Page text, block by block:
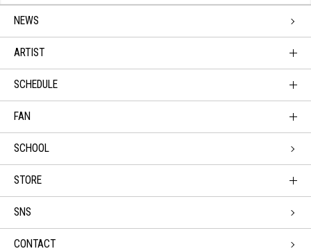
NEWS
ARTIST
SCHEDULE
FAN
SCHOOL
STORE
SNS
CONTACT